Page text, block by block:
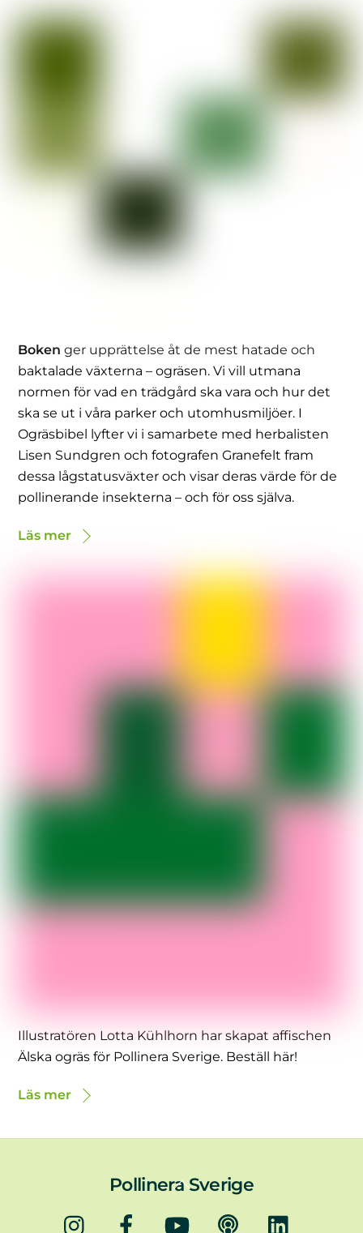
Boken ger upprättelse åt de mest hatade och
baktalade växterna – ogräsen. Vi vill utmana
normen för vad en trädgård ska vara och hur det
ska se ut i våra parker och utomhusmiljöer. I
Ogräsbibel lyfter vi i samarbete med herbalisten
Lisen Sundgren och fotografen Granefelt fram
dessa lågstatusväxter och visar deras värde för de
pollinerande insekterna – och för oss själva.
Läs mer
Illustratören Lotta Kühlhorn har skapat affischen
Älska ogräs för Pollinera Sverige. Beställ här!
Läs mer
Back
Top
Pollinera Sverige
Instagram Facebook YouTube Podd